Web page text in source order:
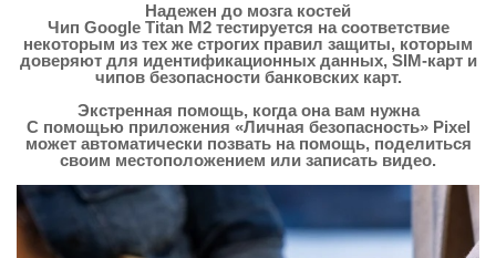
Надежен до мозга костей
Чип Google Titan M2 тестируется на соответствие
некоторым из тех же строгих правил защиты, которым
доверяют для идентификационных данных, SIM-карт и
чипов безопасности банковских карт.
Экстренная помощь, когда она вам нужна
С помощью приложения «Личная безопасность» Pixel
может автоматически позвать на помощь, поделиться
своим местоположением или записать видео.